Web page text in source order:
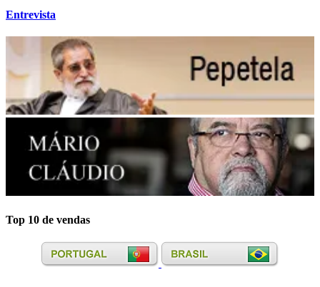
Entrevista
Top 10 de vendas